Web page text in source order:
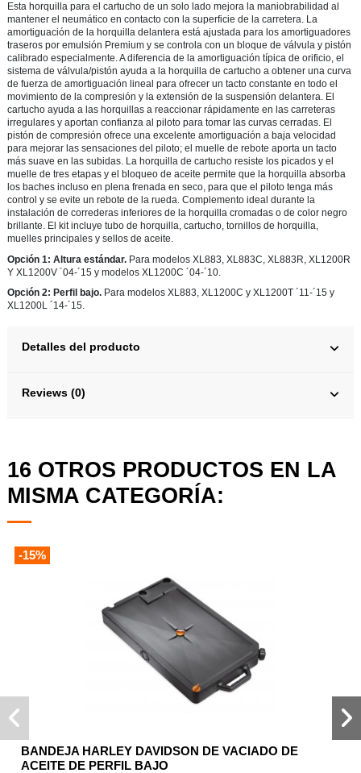
Esta horquilla para el cartucho de un solo lado mejora la maniobrabilidad al
mantener el neumático en contacto con la superficie de la carretera. La
amortiguación de la horquilla delantera está ajustada para los amortiguadores
traseros por emulsión Premium y se controla con un bloque de válvula y pistón
calibrado especialmente. A diferencia de la amortiguación típica de orificio, el
sistema de válvula/pistón ayuda a la horquilla de cartucho a obtener una curva
de fuerza de amortiguación lineal para ofrecer un tacto constante en todo el
movimiento de la compresión y la extensión de la suspensión delantera. El
cartucho ayuda a las horquillas a reaccionar rápidamente en las carreteras
irregulares y aportan confianza al piloto para tomar las curvas cerradas. El
pistón de compresión ofrece una excelente amortiguación a baja velocidad
para mejorar las sensaciones del piloto; el muelle de rebote aporta un tacto
más suave en las subidas. La horquilla de cartucho resiste los picados y el
muelle de tres etapas y el bloqueo de aceite permite que la horquilla absorba
los baches incluso en plena frenada en seco, para que el piloto tenga más
control y se evite un rebote de la rueda. Complemento ideal durante la
instalación de correderas inferiores de la horquilla cromadas o de color negro
brillante. El kit incluye tubo de horquilla, cartucho, tornillos de horquilla,
muelles principales y sellos de aceite.
Opción 1: Altura estándar. Para modelos XL883, XL883C, XL883R, XL1200R
Y XL1200V ´04-´15 y modelos XL1200C ´04-´10.
Opción 2: Perfil bajo. Para modelos XL883, XL1200C y XL1200T ´11-´15 y
XL1200L ´14-´15.
Detalles del producto
Reviews (0)
16 OTROS PRODUCTOS EN LA
MISMA CATEGORÍA:
-15%
BANDEJA HARLEY DAVIDSON DE VACIADO DE
ACEITE DE PERFIL BAJO